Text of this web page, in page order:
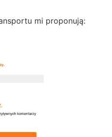
mi proponują: